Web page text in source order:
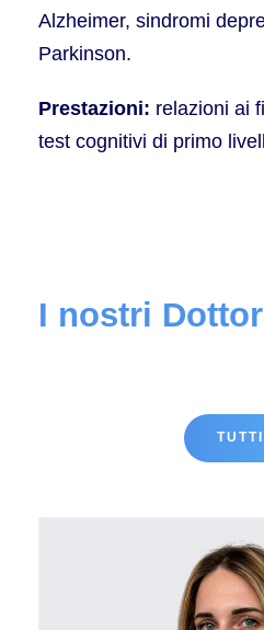
Alzheimer, sindromi
Parkinson.
Prestazioni: relazioni ai
test cognitivi di primo
I nostri